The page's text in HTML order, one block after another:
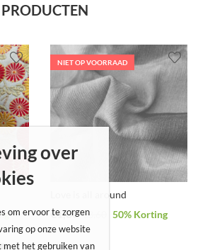
NIET OP VOORRAAD
Love is all around
€1,80 €3,60 50% Korting
over
om ervoor te zorgen
op onze website
met het gebruiken van